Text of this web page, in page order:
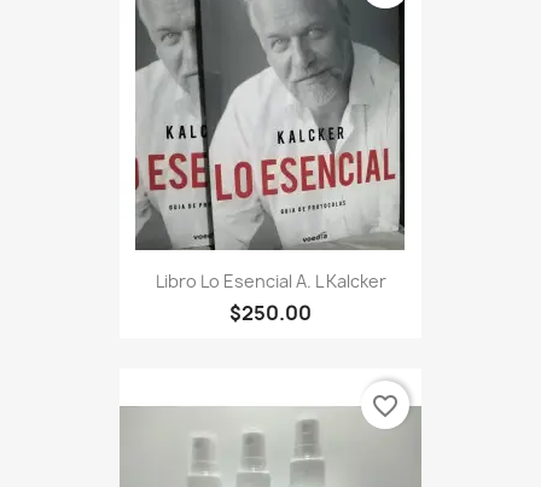
Libro Lo Esencial A. L Kalcker
$250.00
favorite_border